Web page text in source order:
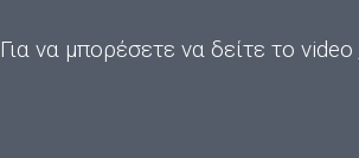
Για να μπορέσετε να δείτε το video